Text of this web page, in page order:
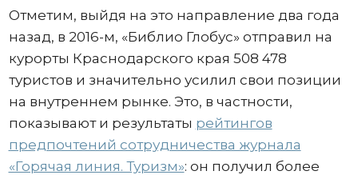
Отметим, выйдя на это направление два года
назад, в 2016-м, «Библио Глобус» отправил на
курорты Краснодарского края 508 478
туристов и значительно усилил свои позиции
на внутреннем рынке. Это, в частности,
показывают и результаты рейтингов
предпочтений сотрудничества журнала
«Горячая линия. Туризм»: он получил более